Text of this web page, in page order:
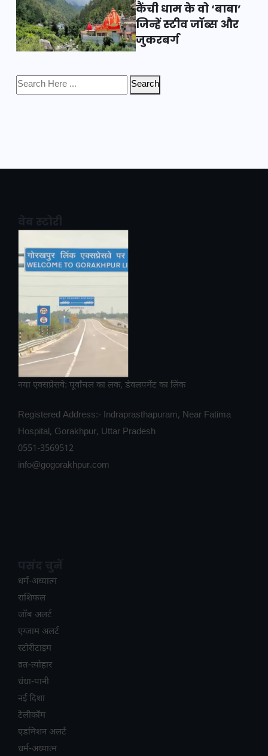
कैंची धाम के वो ‘बाबा’
जिन्हें स्टीव जॉब्स और
जुकरबर्ग
Search
नया एक्सप्रेसवे: पूर्वांचल का लक, डेवलपमेंट का लिंक
Registered Address:- Indraprasthapuram, Near Fatima
Hospital, Gorakhpur, Uttar Pradesh
0551-3569512
info@gogorakhpur.com
धर्म-अध्यात्म
राशिफल
जॉब अलर्ट
एग्जाम अलर्ट
स्टोरीटाइम
व्रत-त्योहार
धंधा-पानी
नई दिशा
टेलीकॉम
ए​डमिशन अलर्ट
धर्म-अध्यात्म